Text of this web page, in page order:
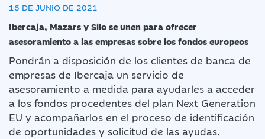
16 DE JUNIO DE 2021
Ibercaja, Mazars y Silo se unen para ofrecer
asesoramiento a las empresas sobre los fondos europeos
Pondrán a disposición de los clientes de banca de
empresas de Ibercaja un servicio de
asesoramiento a medida para ayudarles a acceder
a los fondos procedentes del plan Next Generation
EU y acompañarlos en el proceso de identificación
de oportunidades y solicitud de las ayudas.